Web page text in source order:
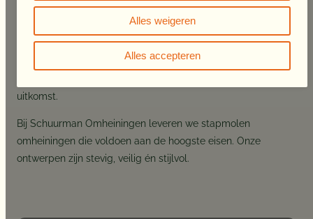
duurtraining, waarbij je paard zijn conditie en spierkracht
opbouwt.
Ook in tijden van blessure of verminderde motivatie om naar
uitkomst.
Bij Schuurman Omheiningen leveren we stapmolen
omheiningen die voldoen aan de hoogste eisen. Onze
ontwerpen zijn stevig, veilig én stijlvol.
Alles weigeren
Alles accepteren